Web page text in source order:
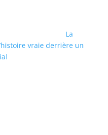
La
vraie derrière un